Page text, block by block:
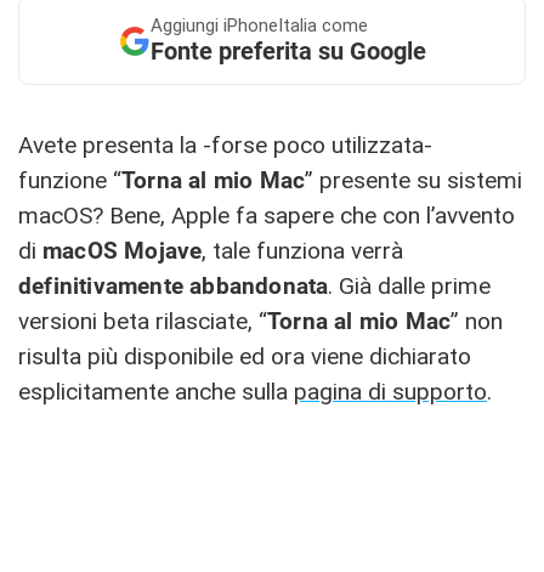
Aggiungi iPhoneItalia come
Fonte preferita su Google
Avete presenta la -forse poco utilizzata-
funzione “Torna al mio Mac” presente su sistemi
macOS? Bene, Apple fa sapere che con l’avvento
di macOS Mojave, tale funziona verrà
definitivamente abbandonata. Già dalle prime
versioni beta rilasciate, “Torna al mio Mac” non
risulta più disponibile ed ora viene dichiarato
esplicitamente anche sulla pagina di supporto.